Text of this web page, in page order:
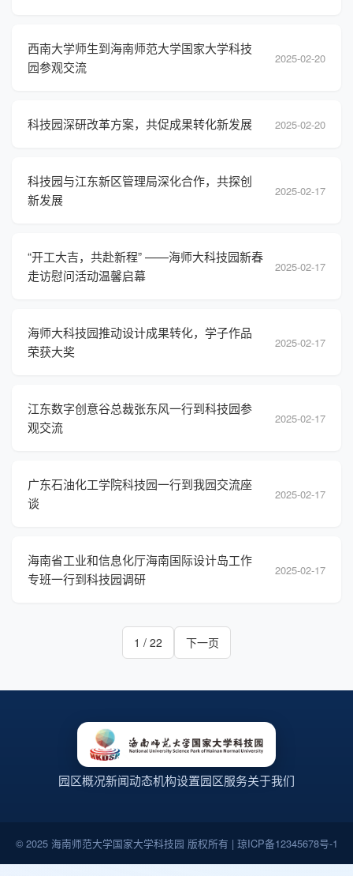
西南大学师生到海南师范大学国家大学科技
园参观交流
2025-02-20
科技园深研改革方案，共促成果转化新发展 2025-02-20
科技园与江东新区管理局深化合作，共探创
新发展
2025-02-17
“开工大吉，共赴新程” ——海师大科技园新春
走访慰问活动温馨启幕
2025-02-17
海师大科技园推动设计成果转化，学子作品
荣获大奖
2025-02-17
江东数字创意谷总裁张东风一行到科技园参
观交流
2025-02-17
广东石油化工学院科技园一行到我园交流座
谈
2025-02-17
海南省工业和信息化厅海南国际设计岛工作
专班一行到科技园调研
2025-02-17
1 / 22 下一页
园区概况新闻动态机构设置园区服务关于我们
© 2025 海南师范大学国家大学科技园 版权所有 | 琼ICP备12345678号-1